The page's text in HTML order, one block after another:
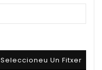
Seleccioneu Un Fitxer